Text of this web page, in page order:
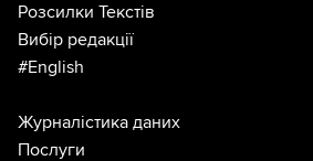
Розсилки Текстів
Вибір редакції
#English
Журналістика даних
Послуги